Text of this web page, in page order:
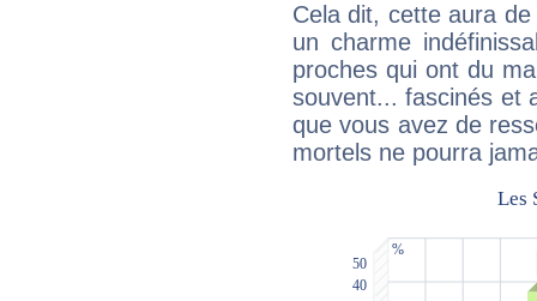
Cela dit, cette aura
un charme
proches qui ont du
souvent... fascinés et
que vous avez de
mortels ne pourra